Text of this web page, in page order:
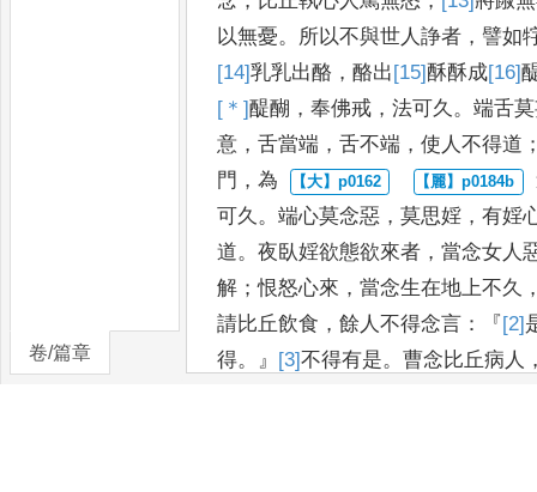
卷/篇章
以無憂。 所以不與世人諍者 ，譬如
[14]乳乳出酪 ，酪出 [15] 酥酥成[16]
[＊]醍醐 ，奉佛戒 ，法可久。端舌
意 ，舌當端 ，舌不端 ，使人不得道
門 ，為
可久。端心莫念惡 ，莫思婬 ，有婬
道。夜臥婬欲態欲來者 ，當念女人
解 ；恨怒心來 ，當念生在地上不久
請比丘飲食 ，餘人不得念言 ：『 [2]
得。』 [3]不得有是。曹念比丘病人